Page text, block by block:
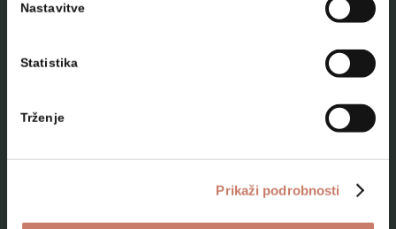
Nastavitve
Statistika
Trženje
Prikaži podrobnosti
Kam na izlet